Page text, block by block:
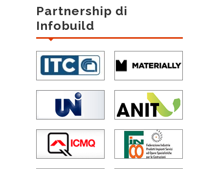
Partnership di
Infobuild